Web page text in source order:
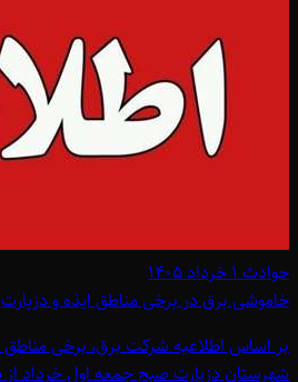
حوادث۱ خرداد ۱۴۰۵
خاموشی برق در برخی مناطق ایذه و دزپارت
بر اساس اطلاعیه شرکت برق، برخی مناطق